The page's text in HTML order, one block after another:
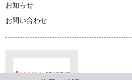
お知らせ
お問い合わせ